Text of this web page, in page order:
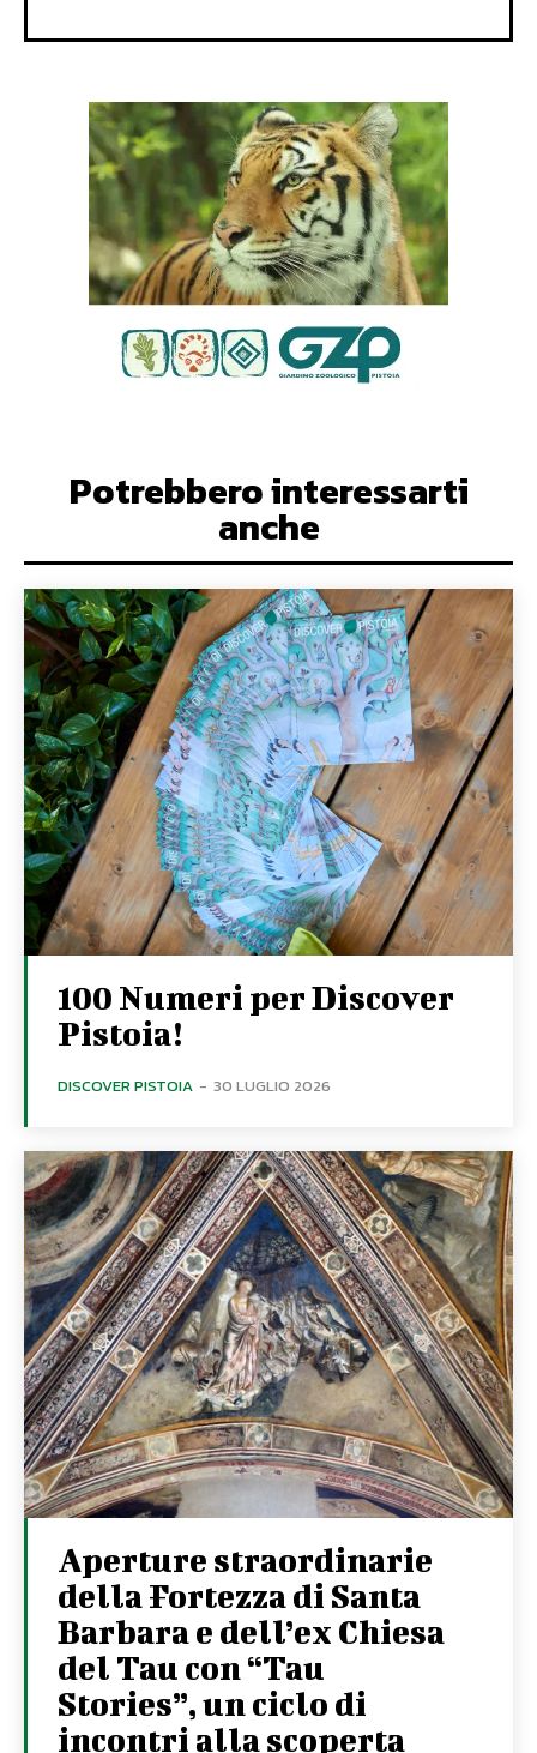
Potrebbero interessarti
anche
100 Numeri per Discover
Pistoia!
DISCOVER PISTOIA - 30 LUGLIO 2026
Aperture straordinarie
della Fortezza di Santa
Barbara e dell’ex Chiesa
del Tau con “Tau
Stories”, un ciclo di
incontri alla scoperta